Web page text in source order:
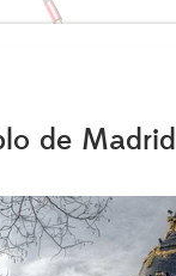
de Madrid